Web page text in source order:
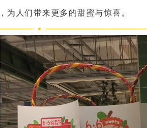
为人们带来更多的甜蜜与惊喜。